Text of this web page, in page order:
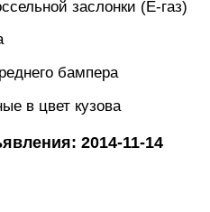
заслонки (Е-газ)
бампера
в цвет кузова
2014-11-14